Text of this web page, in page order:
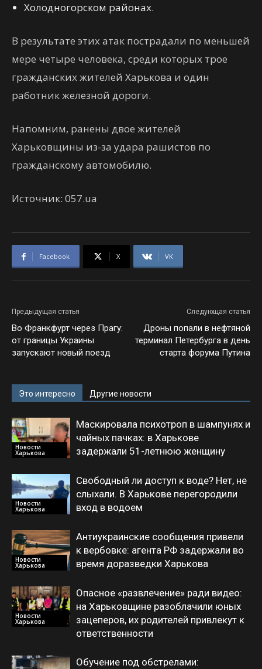
Холодногорском районах.
В результате этих атак пострадали по меньшей
мере четыре человека, среди которых трое
гражданских жителей Харькова и один
работник железной дороги.
Напомним, ранены двое жителей
Харьковщины из-за удара рашистов по
гражданскому автомобилю.
Источник: 057.ua
Facebook X VK
Предыдущая статья
Во Франкфурт через Прагу:
от границы Украины
запускают новый поезд
Следующая статья
Дроны попали в нефтяной
терминал Петербурга в день
старта форума Путина
Это интересно Другие новости
Новости
Харькова
Маскировала психотроп в шампунях и
чайных пачках: в Харькове
задержали 51-летнюю женщину
Новости
Харькова
Свободный ли доступ к воде? Нет, не
слыхали. В Харькове перегородили
вход в водоем
Новости
Харькова
Антиукраинские сообщения привели
к вербовке: агента РФ задержали во
время доразведки Харькова
Новости
Харькова
Опасное «развлечение» ради видео:
на Харьковщине разоблачили юных
зацеперов, их родителей привлекут к
ответственности
Обучение под обстрелами: